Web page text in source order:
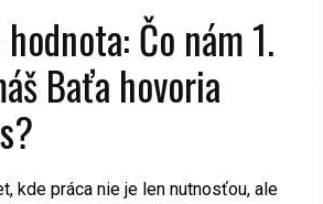
Čo nám 1.
Baťa hovoria
kde práca nie je len nutnosťou, ale